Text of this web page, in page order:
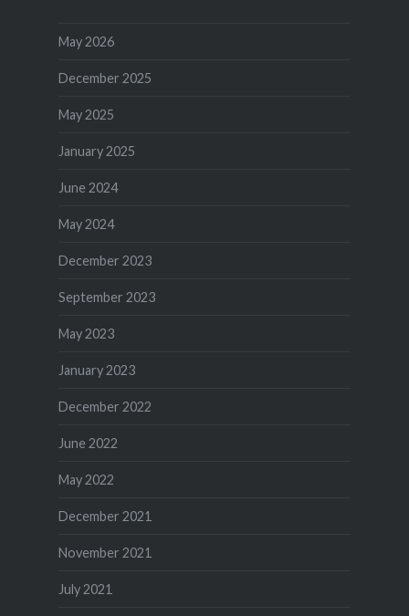
May 2026
December 2025
May 2025
January 2025
June 2024
May 2024
December 2023
September 2023
May 2023
January 2023
December 2022
June 2022
May 2022
December 2021
November 2021
July 2021